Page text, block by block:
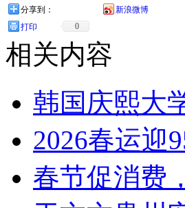
分享到： 新浪微博
打印
0
相关内容
韩国庆熙大
2026春运迎
春节促消费